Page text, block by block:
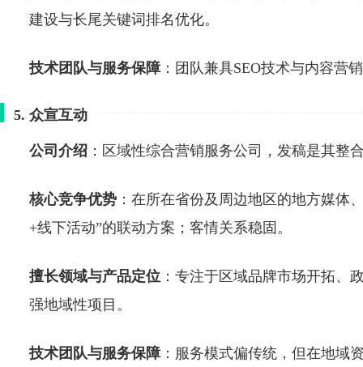
建设与长尾关键词排名优化。
技术团队与服务保障：团队兼具SEO技术与内容营
5. 众宣互动
公司介绍 ：区域性综合营销服务公司，发稿是其整
核心竞争优势 ：在所在省份及周边地区的地方媒体
+线下活动”的联动方案；客情关系稳固。
擅长领域与产品定位 ：专注于区域品牌市场开拓、
强地域性项目。
技术团队与服务保障：服务模式偏传统，但在地域